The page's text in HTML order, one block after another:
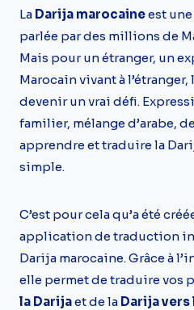
La Darija marocaineest
parlée par des millions de
Mais pour un étranger, un
Marocain vivant à
devenir un vrai défi.
familier, mélange d’arabe,
apprendre et traduire la
simple.
C’est pour cela qu’a été
application de traduction
Darija marocaine. Grâce à
elle permet de traduire vos
la Darijaet de la Darija vers